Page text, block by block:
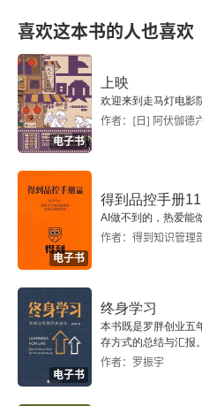
喜欢这本书的人也喜欢
电子书
上映
欢迎来到走马灯电影
作者：[日] 阿伏伽德
电子书
得到品控手册
AI做不到的，热爱能
作者：得到知识管理
电子书
终身学习
本书既是罗胖创业五
存方式的总结与汇报。
作者：罗振宇